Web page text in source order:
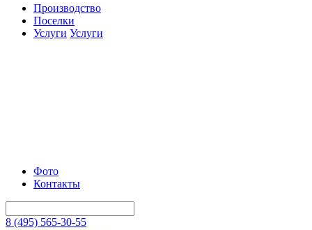
Производство
Поселки
Услуги Услуги
Фото
Контакты
8 (495) 565-30-55